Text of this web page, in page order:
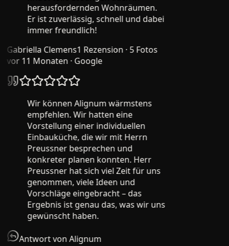
herausfordernden Wohnräumen.
Er ist zuverlässig, schnell und dabei
immer freundlich!
Gabriella Clemens1 Rezension · 5 Fotos
vor 11 Monaten· Google
Wir können Alignum wärmstens
empfehlen. Wir hatten eine
Vorstellung einer individuellen
Einbauküche, die wir mit Herrn
Preussner besprechen und
konkreter planen konnten. Herr
Preussner hat sich viel Zeit für uns
genommen, viele Ideen und
Vorschläge eingebracht – das
Ergebnis ist genau das, was wir uns
gewünscht haben.
Antwort von Alignum